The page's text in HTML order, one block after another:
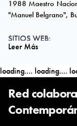
1988 Maestro
"Manuel Belgrano",
SITIOS WEB:
2015:
2009 Espacio “la
Leer Más
loading.... loading....
Red